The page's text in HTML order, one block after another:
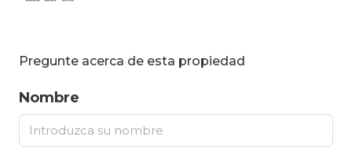
Pregunte acerca de esta propiedad
Nombre